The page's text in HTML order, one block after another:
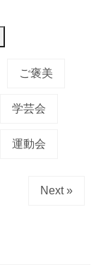
ご褒美
学芸会
運動会
Next »